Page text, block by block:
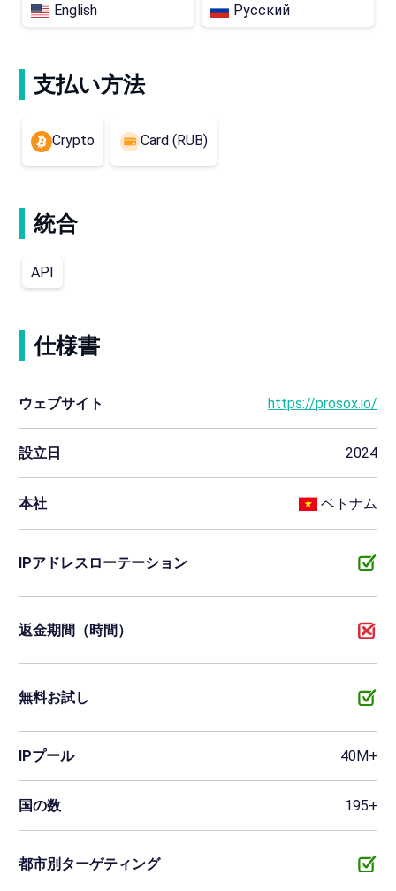
English Русский
支払い方法
Crypto Card (RUB)
統合
API
仕様書
ウェブサイト https://prosox.io/
設立日 2024
本社 ベトナム
IPアドレスローテーション
返金期間（時間）
無料お試し
IPプール 40M+
国の数 195+
都市別ターゲティング